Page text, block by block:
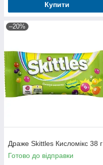
Купити
–20%
Драже Skittles Кисломікс 38 г
Готово до відправки